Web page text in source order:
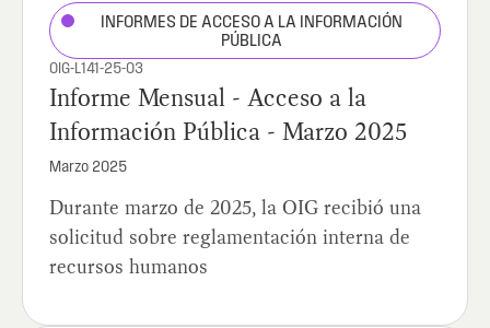
INFORMES DE ACCESO A LA INFORMACIÓN
PÚBLICA
OIG-L141-25-03
Informe Mensual - Acceso a la
Información Pública - Marzo 2025
Marzo 2025
Durante marzo de 2025, la OIG recibió una
solicitud sobre reglamentación interna de
recursos humanos